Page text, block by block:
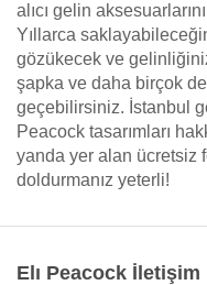
alıcı gelin
Yıllarca
gözükecek ve
şapka ve daha birçok
geçebilirsiniz. İstanbul
Peacock tasarımları
yanda yer alan ücretsiz
doldurmanız yeterli!
Elı Peacock